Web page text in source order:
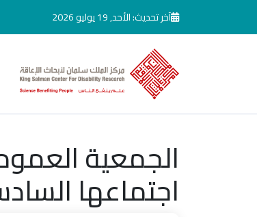
تجاوز إلى المحتوى الرئيسيآخر تحديث: الأحد, 19 يوليو 2026
الجمعية
اجتماعها